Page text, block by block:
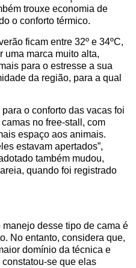
trouxe economia de
o conforto térmico.
ficam entre 32º e 34ºC,
uma marca muito alta,
para o estresse a sua
da região, para a qual
o conforto das vacas foi
no free-stall, com
espaço aos animais.
estavam apertados”,
também mudou,
quando foi registrado
desse tipo de cama é
No entanto, considera que,
domínio da técnica e
se que elas